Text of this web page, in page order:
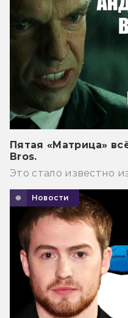
Пятая «Матрица»
Bros.
Это стало известно
Новости